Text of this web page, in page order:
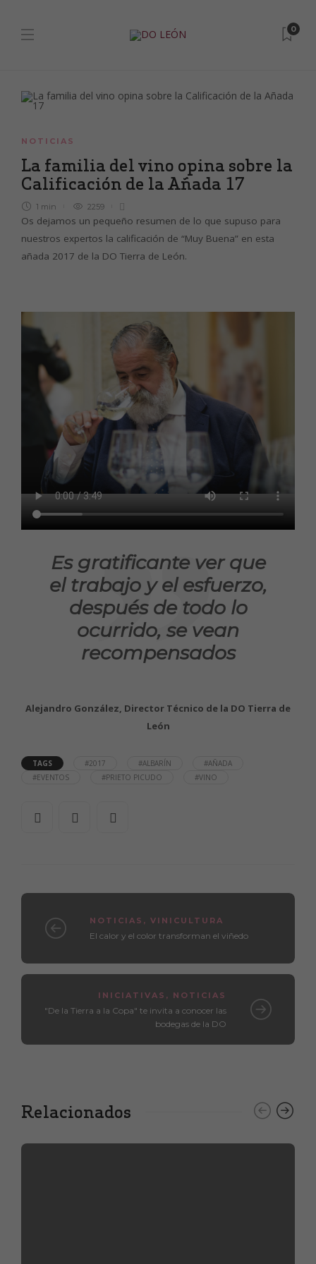
0
NOTICIAS
La familia del vino opina sobre la
Calificación de la Añada 17
1 min 2259
Os dejamos un pequeño resumen de lo que supuso para
nuestros expertos la calificación de “Muy Buena” en esta
añada 2017 de la DO Tierra de León.
Es gratificante ver que
el trabajo y el esfuerzo,
después de todo lo
ocurrido, se vean
recompensados
Alejandro González, Director Técnico de la DO Tierra de
León
TAGS #2017 #ALBARÍN
#AÑADA
#EVENTOS
#PRIETO PICUDO #VINO
NOTICIAS , VINICULTURA
El calor y el color transforman el viñedo
INICIATIVAS , NOTICIAS
"De la Tierra a la Copa" te invita a conocer las
bodegas de la DO
Relacionados